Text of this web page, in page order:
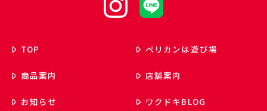
TOP ペリカンは遊び場
商品案内 店舗案内
お知らせ ワクドキBLOG